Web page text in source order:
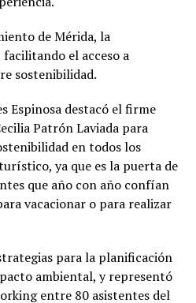
de Mérida, la
el acceso a
sostenibilidad.
Espinosa destacó el firme
Patrón Laviada para
en todos los
ya que es la puerta de
que año con año confían
vacacionar o para realizar
para la planificación
ambiental, y representó
entre 80 asistentes del